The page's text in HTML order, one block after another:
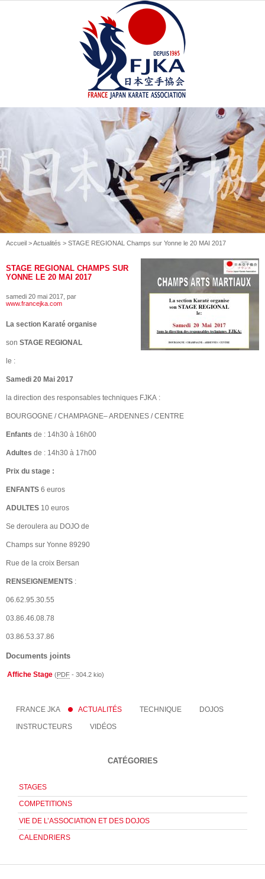
Accueil >Actualités > STAGE REGIONAL Champs sur Yonne le 20 MAI 2017
STAGE REGIONAL CHAMPS SUR
YONNE LE 20 MAI 2017
samedi 20 mai 2017 , par
www.francejka.com
La section Karaté organise
son STAGE REGIONAL
le :
Samedi 20 Mai 2017
la direction des responsables techniques FJKA :
BOURGOGNE / CHAMPAGNE– ARDENNES / CENTRE
Enfants de : 14h30 à 16h00
Adultes de : 14h30 à 17h00
Prix du stage :
ENFANTS 6 euros
ADULTES 10 euros
Se deroulera au DOJO de
Champs sur Yonne 89290
Rue de la croix Bersan
RENSEIGNEMENTS :
06.62.95.30.55
03.86.46.08.78
03.86.53.37.86
Documents joints
Affiche Stage (PDF -304.2 kio)
FRANCE JKA ACTUALITÉS TECHNIQUE DOJOS
INSTRUCTEURS VIDÉOS
CATÉGORIES
STAGES
COMPETITIONS
VIE DE L’ASSOCIATION ET DES DOJOS
CALENDRIERS